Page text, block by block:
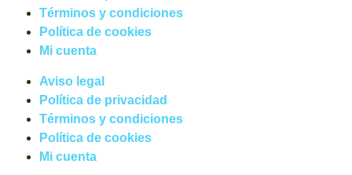
Términos y condiciones
Política de cookies
Mi cuenta
Aviso legal
Política de privacidad
Términos y condiciones
Política de cookies
Mi cuenta